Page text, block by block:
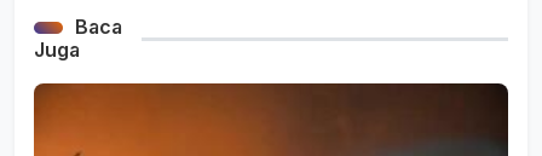
Baca
Juga